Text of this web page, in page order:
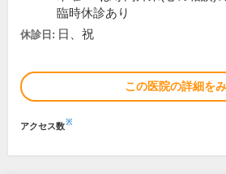
臨時休診あり
休診日: 日、祝
この医院の詳細を
アクセス数※